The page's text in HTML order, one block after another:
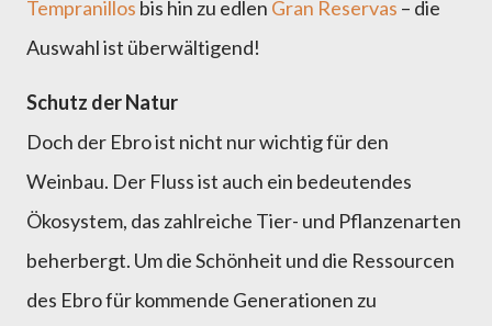
Tempranillos bis hin zu edlen Gran Reservas – die
Auswahl ist überwältigend!
Schutz der Natur
Doch der Ebro ist nicht nur wichtig für den
Weinbau. Der Fluss ist auch ein bedeutendes
Ökosystem, das zahlreiche Tier- und Pflanzenarten
beherbergt. Um die Schönheit und die Ressourcen
des Ebro für kommende Generationen zu